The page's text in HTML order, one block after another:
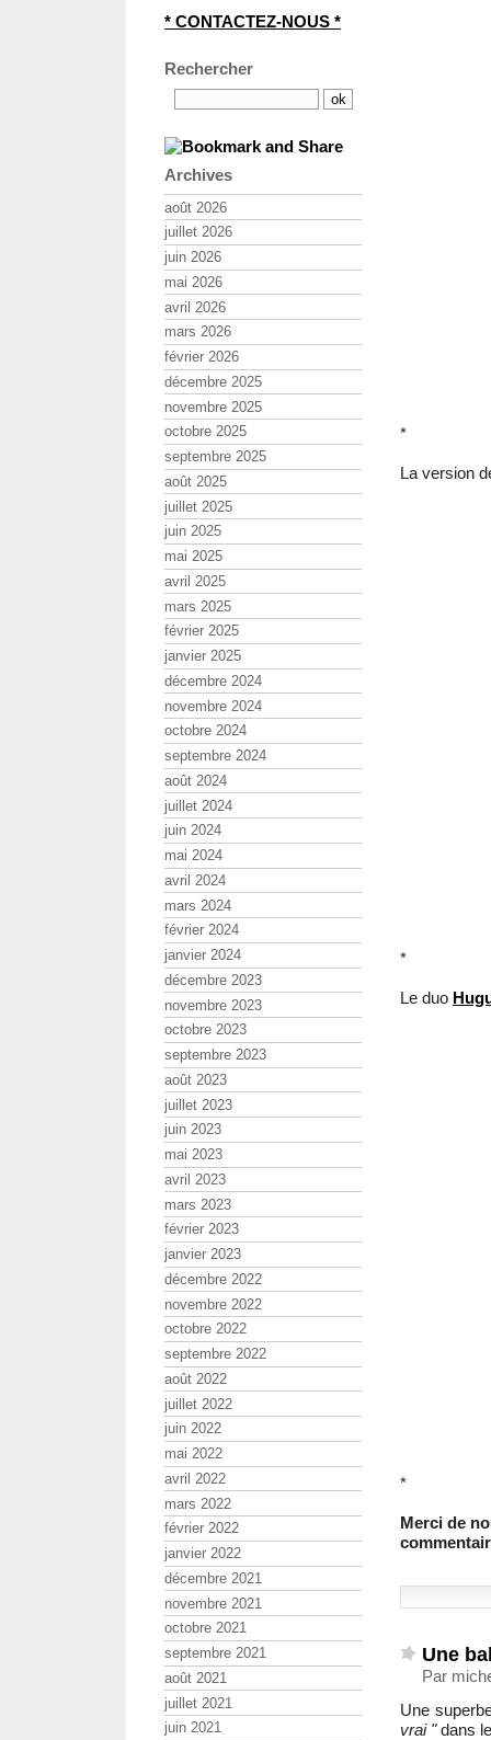
*
La version
*
Le duo
*
Merci de
Une
Par
Une
vrai "dans
* CONTACTEZ-NOUS *
Rechercher
Archives
août 2026
juillet 2026
juin 2026
mai 2026
avril 2026
mars 2026
février 2026
décembre 2025
novembre 2025
octobre 2025
septembre 2025
août 2025
juillet 2025
juin 2025
mai 2025
avril 2025
mars 2025
février 2025
janvier 2025
décembre 2024
novembre 2024
octobre 2024
septembre 2024
août 2024
juillet 2024
juin 2024
mai 2024
avril 2024
mars 2024
février 2024
janvier 2024
décembre 2023
novembre 2023
octobre 2023
septembre 2023
août 2023
juillet 2023
juin 2023
mai 2023
avril 2023
mars 2023
février 2023
janvier 2023
décembre 2022
novembre 2022
octobre 2022
septembre 2022
août 2022
juillet 2022
juin 2022
mai 2022
avril 2022
mars 2022
février 2022
janvier 2022
décembre 2021
novembre 2021
octobre 2021
septembre 2021
août 2021
juillet 2021
juin 2021